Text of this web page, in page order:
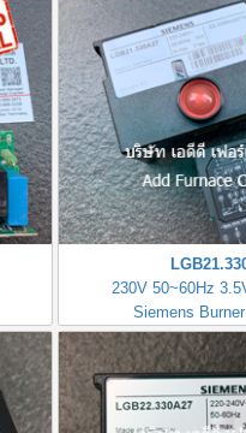
230V 50~60Hz
Siemens